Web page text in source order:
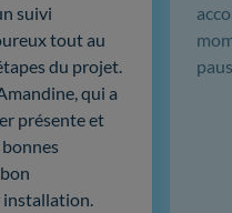
suivi
tout au
du projet.
qui a
présente et